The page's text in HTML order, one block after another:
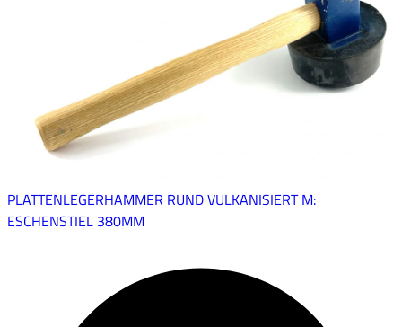
PLATTENLEGERHAMMER RUND VULKANISIERT M:
ESCHENSTIEL 380MM